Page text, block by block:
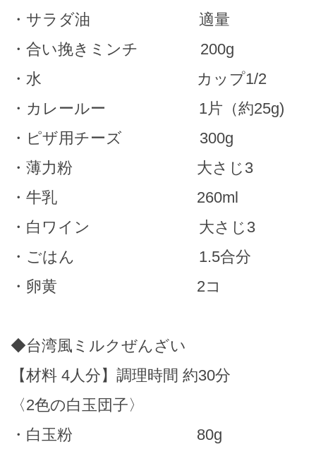
・サラダ油 適量
・合い挽きミンチ 200g
・水 カップ1/2
・カレールー 1片（約25g)
・ピザ用チーズ 300g
・薄力粉 大さじ3
・牛乳 260ml
・白ワイン 大さじ3
・ごはん 1.5合分
・卵黄 2コ
◆台湾風ミルクぜんざい
【材料 4人分】調理時間 約30分
〈2色の白玉団子〉
・白玉粉 80g